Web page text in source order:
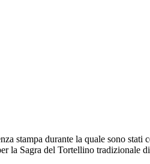
stampa durante la quale sono stati
la Sagra del Tortellino tradizionale